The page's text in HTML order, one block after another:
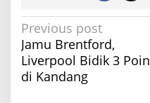
P
o
s
t
Previous post
Jamu Brentford,
Liverpool Bidik 3 Poin
di Kandang